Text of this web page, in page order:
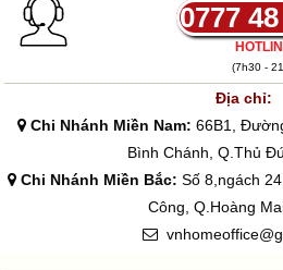
0777
(7h30 -
Địa chỉ:
Chi Nhánh Miền Nam: 66B1,
Bình Chánh, Q.Thủ
Chi Nhánh Miền Bắc: Số 8,ngách
Công, Q.Hoàng